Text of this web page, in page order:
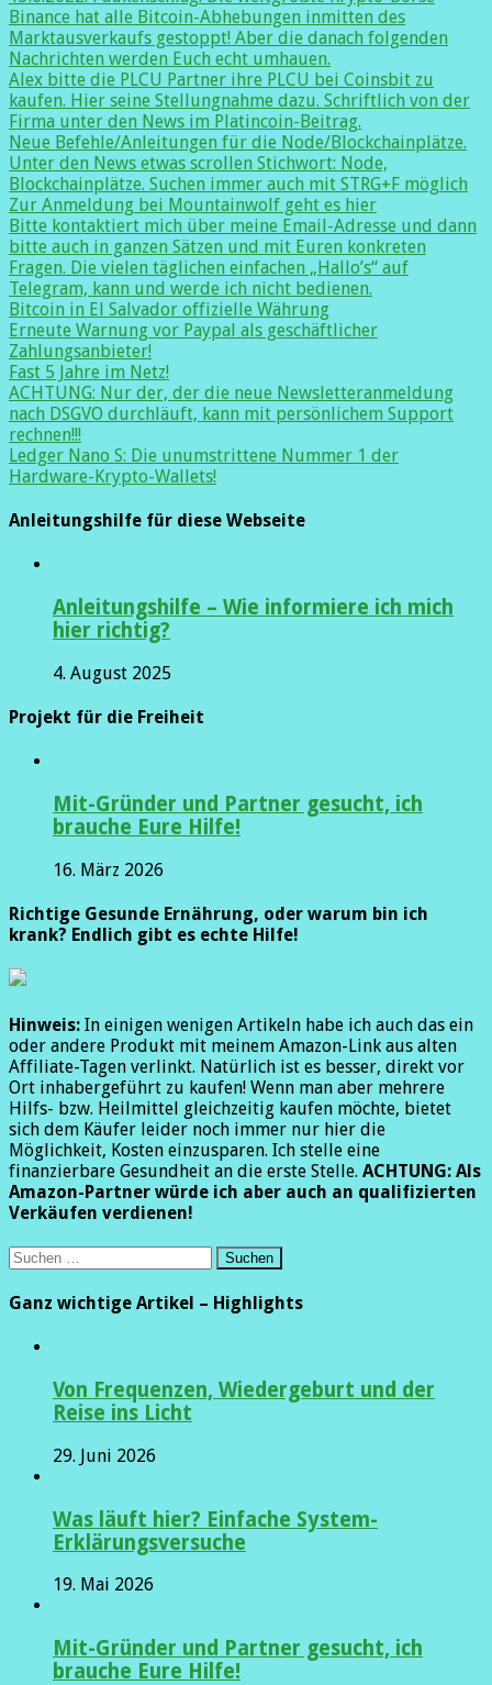
Binance hat alle Bitcoin-Abhebungen inmitten des
Marktausverkaufs gestoppt! Aber die danach folgenden
Nachrichten werden Euch echt umhauen.
Alex bitte die PLCU Partner ihre PLCU bei Coinsbit zu
kaufen. Hier seine Stellungnahme dazu. Schriftlich von der
Firma unter den News im Platincoin-Beitrag.
Neue Befehle/Anleitungen für die Node/Blockchainplätze.
Unter den News etwas scrollen Stichwort: Node,
Blockchainplätze. Suchen immer auch mit STRG+F möglich
Zur Anmeldung bei Mountainwolf geht es hier
Bitte kontaktiert mich über meine Email-Adresse und dann
bitte auch in ganzen Sätzen und mit Euren konkreten
Fragen. Die vielen täglichen einfachen „Hallo’s“ auf
Telegram, kann und werde ich nicht bedienen.
Bitcoin in El Salvador offizielle Währung
Erneute Warnung vor Paypal als geschäftlicher
Zahlungsanbieter!
Fast 5 Jahre im Netz!
ACHTUNG: Nur der, der die neue Newsletteranmeldung
nach DSGVO durchläuft, kann mit persönlichem Support
rechnen!!!
Ledger Nano S: Die unumstrittene Nummer 1 der
Hardware-Krypto-Wallets!
Anleitungshilfe für diese Webseite
Anleitungshilfe – Wie informiere ich mich
hier richtig?
4. August 2025
Projekt für die Freiheit
Mit-Gründer und Partner gesucht, ich
brauche Eure Hilfe!
16. März 2026
Richtige Gesunde Ernährung, oder warum bin ich
krank? Endlich gibt es echte Hilfe!
Hinweis: In einigen wenigen Artikeln habe ich auch das ein
oder andere Produkt mit meinem Amazon-Link aus alten
Affiliate-Tagen verlinkt. Natürlich ist es besser, direkt vor
Ort inhabergeführt zu kaufen! Wenn man aber mehrere
Hilfs- bzw. Heilmittel gleichzeitig kaufen möchte, bietet
sich dem Käufer leider noch immer nur hier die
Möglichkeit, Kosten einzusparen. Ich stelle eine
finanzierbare Gesundheit an die erste Stelle. ACHTUNG: Als
Amazon-Partner würde ich aber auch an qualifizierten
Verkäufen verdienen!
Suchen
nach:
Ganz wichtige Artikel – Highlights
Von Frequenzen, Wiedergeburt und der
Reise ins Licht
29. Juni 2026
Was läuft hier? Einfache System-
Erklärungsversuche
19. Mai 2026
Mit-Gründer und Partner gesucht, ich
brauche Eure Hilfe!